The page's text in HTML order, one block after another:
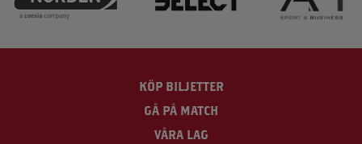
KÖP BILJETTER
GÅ PÅ MATCH
VÅRA LAG